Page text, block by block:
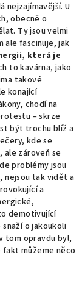
nejzajímavější. U
obecně o
Ty jsou velmi
ale fascinuje, jak
která je
to kavárna, jako
takové
konající
chodí na
– skrze
být trochu blíž a
kde se
ale zároveň se
problémy jsou
nejsou tak vidět a
a
demotivující
o jakoukoli
tom opravdu byl,
můžeme něco